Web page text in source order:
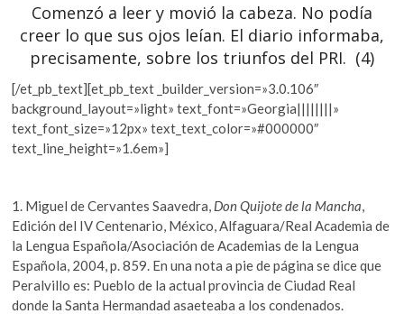
Comenzó a leer y movió la cabeza. No podía
creer lo que sus ojos leían. El diario informaba,
precisamente, sobre los triunfos del PRI. (4)
[/et_pb_text][et_pb_text _builder_version=»3.0.106″
background_layout=»light» text_font=»Georgia||||||||»
text_font_size=»12px» text_text_color=»#000000″
text_line_height=»1.6em»]
1. Miguel de Cervantes Saavedra, Don Quijote de la Mancha,
Edición del IV Centenario, México, Alfaguara/Real Academia de
la Lengua Española/Asociación de Academias de la Lengua
Española, 2004, p. 859. En una nota a pie de página se dice que
Peralvillo es: Pueblo de la actual provincia de Ciudad Real
donde la Santa Hermandad asaeteaba a los condenados.